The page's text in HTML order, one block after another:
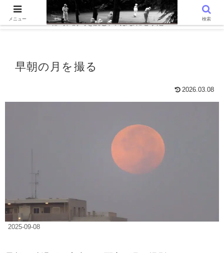
WordPressでつくる趣味の個人ブログです。〜 AIと写真を語る、写真
俳句、詩句を読む、気ままに心字池 〜
早朝の月を撮る
2026.03.08
2025-09-08
メニュー 検索